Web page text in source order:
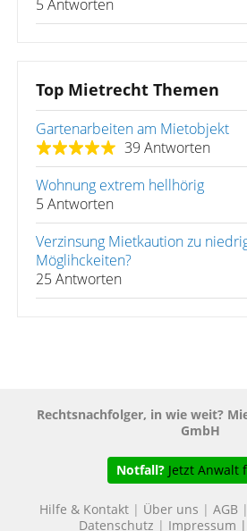
5 Antworten
Top Mietrecht Themen
Gartenarbeiten am Mietobjekt
39 Antworten
Wohnung extrem hellhörig
5 Antworten
Verzinsung Mietkaution zu
Möglihckeiten?
25 Antworten
Rechtsnachfolger, in wie weit?
GmbH
Notfall? Jetzt Anwalt
Hilfe & Kontakt | Über uns | AGB |
Datenschutz | Impressum |